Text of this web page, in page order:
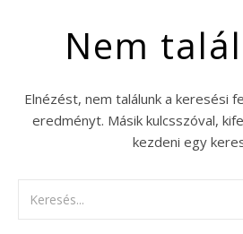
Nem
Elnézést, nem találunk a keresési
eredményt. Másik kulcsszóval,
kezdeni egy